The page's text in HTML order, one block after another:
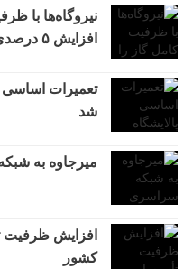
نیروگاه‌ها با
افزایش ۵ درصدی تحویل گاز
تعمیرات اساسی
شد
میرجاوه به
افزایش ظرفیت
کشور